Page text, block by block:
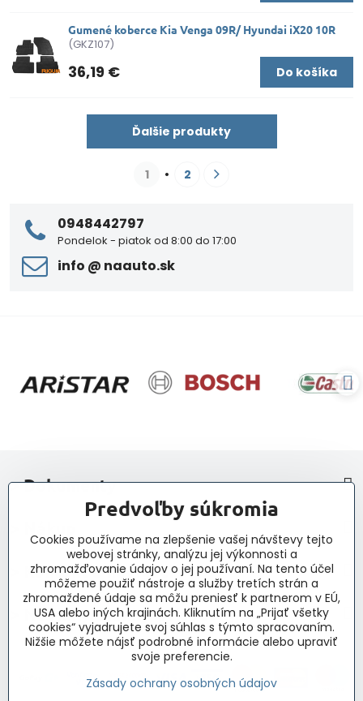
Gumené koberce Kia Venga 09R/ Hyundai iX20 10R
(GKZ107)
36,19 € Do košíka
Ďalšie produkty
1 2
0948442797
Pondelok - piatok od 8:00 do 17:00
info ​@ naauto​.sk
> Dokumenty
> Kontakt a navigácia
> Novinky, články, príspevky
Predvoľby súkromia
Cookies používame na zlepšenie vašej návštevy tejto
webovej stránky, analýzu jej výkonnosti a
zhromažďovanie údajov o jej používaní. Na tento účel
môžeme použiť nástroje a služby tretích strán a
zhromaždené údaje sa môžu preniesť k partnerom v EÚ,
USA alebo iných krajinách. Kliknutím na „Prijať všetky
cookies“ vyjadrujete svoj súhlas s týmto spracovaním.
Nižšie môžete nájsť podrobné informácie alebo upraviť
svoje preferencie.
Zásady ochrany osobných údajov